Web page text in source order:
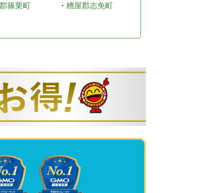
篠栗町
・ 糟屋郡志免町